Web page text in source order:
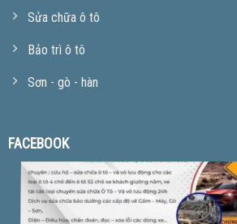
Sửa chữa ô tô
Bảo trì ô tô
Sơn - gò - hàn
FACEBOOK